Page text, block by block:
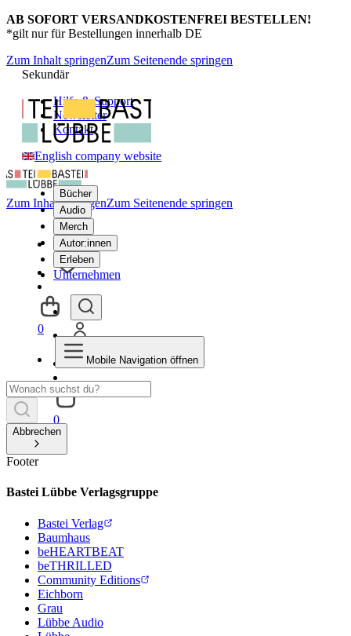
AB SOFORT VERSANDKOSTENFREI BESTELLEN!
*gilt nur für Bestellungen innerhalb DE
Zum Inhalt springenZum Seitenende springen
Sekundär
Hilfe & Support
Newsletter
Kontakt
English company website
Bücher
Audio
Merch
Autor:innen
Erleben
Unternehmen
0
Zum Inhalt springenZum Seitenende springen
0
Mobile Navigation öffnen
Abbrechen
Footer
Bastei Lübbe Verlagsgruppe
Bastei Verlag
Baumhaus
beHEARTBEAT
beTHRILLED
Community Editions
Eichborn
Grau
Lübbe Audio